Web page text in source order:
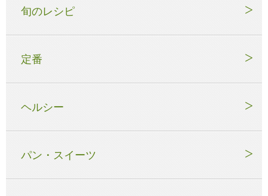
旬のレシピ
定番
ヘルシー
パン・スイーツ